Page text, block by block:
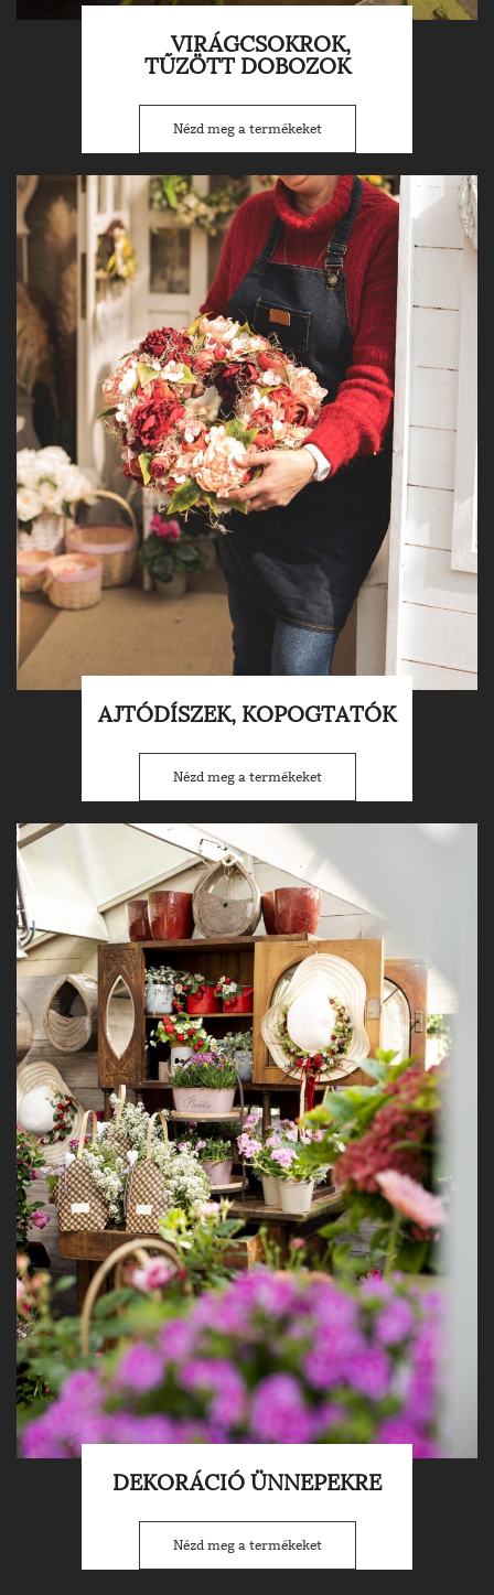
VIRÁGCSOKROK,
TŰZÖTT DOBOZOK
Nézd meg a termékeket
AJTÓDÍSZEK, KOPOGTATÓK
Nézd meg a termékeket
DEKORÁCIÓ ÜNNEPEKRE
Nézd meg a termékeket